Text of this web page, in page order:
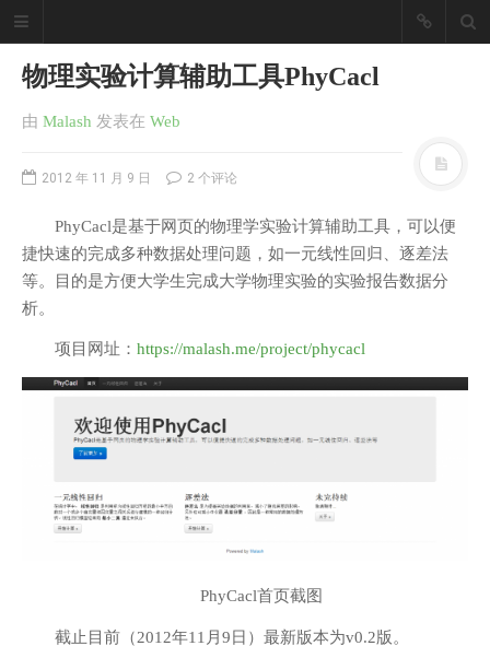
物理实验计算辅助工具PhyCacl
由 Malash 发表在 Web
2012 年 11 月 9 日 2 个评论
PhyCacl是基于网页的物理学实验计算辅助工具，可以便
捷快速的完成多种数据处理问题，如一元线性回归、逐差法
等。目的是方便大学生完成大学物理实验的实验报告数据分
析。
项目网址： https://malash.me/project/phycacl
PhyCacl首页截图
截止目前（2012年11月9日）最新版本为v0.2版。